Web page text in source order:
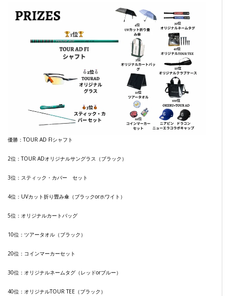
優勝：TOUR AD FIシャフト
2位：TOUR ADオリジナルサングラス（ブラック）
3位：スティック・カバー セット
4位：UVカット折り畳み傘（ブラックorホワイト）
5位：オリジナルカートバッグ
10位：ツアータオル（ブラック）
20位：コインマーカーセット
30位：オリジナルネームタグ（レッドorブルー）
40位：オリジナルTOUR TEE（ブラック）